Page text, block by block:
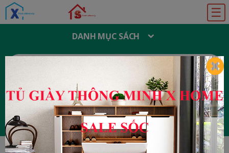
☰
DANH MỤC SÁCH
T
M
I
:
Đăng ký Đăng nhập